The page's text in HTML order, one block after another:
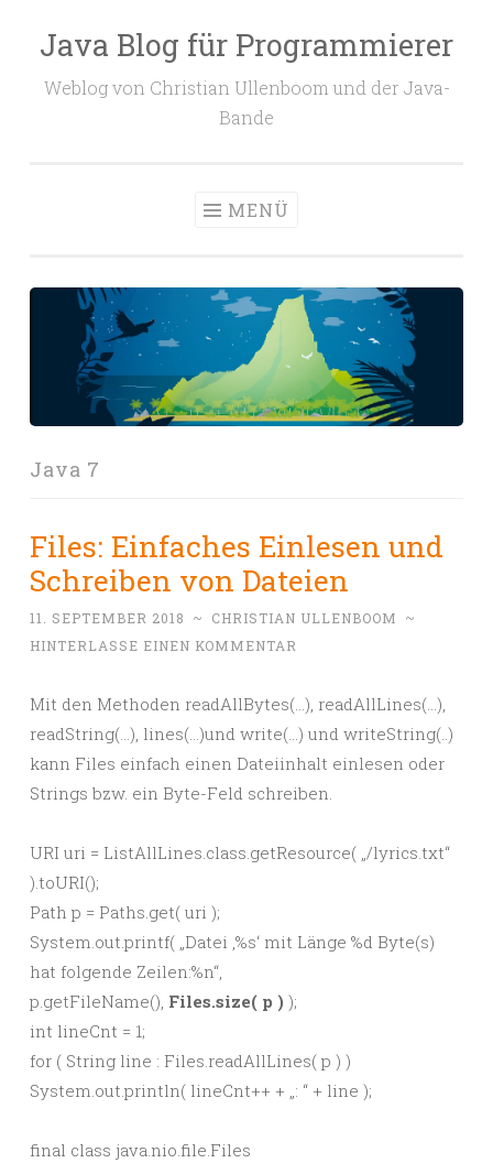
Zum
springen
Java Blog für Programmierer
Weblog von Christian Ullenboom und der Java-
Bande
MENÜ
Java 7
Files: Einfaches Einlesen und
Schreiben von Dateien
11. SEPTEMBER 2018 ~ CHRISTIAN ULLENBOOM
~
HINTERLASSE EINEN KOMMENTAR
Mit den Methoden readAllBytes(…), readAllLines(…),
readString(…), lines(…)und write(…) und writeString(..)
kann Files einfach einen Dateiinhalt einlesen oder
Strings bzw. ein Byte-Feld schreiben.
URI uri = ListAllLines.class.getResource( „/lyrics.txt“
).toURI();
Path p = Paths.get( uri );
System.out.printf( „Datei ‚%s‘ mit Länge %d Byte(s)
hat folgende Zeilen:%n“,
p.getFileName(), Files.size( p ) );
int lineCnt = 1;
for ( String line : Files.readAllLines( p ) )
System.out.println( lineCnt++ + „: “ + line );
final class java.nio.file.Files